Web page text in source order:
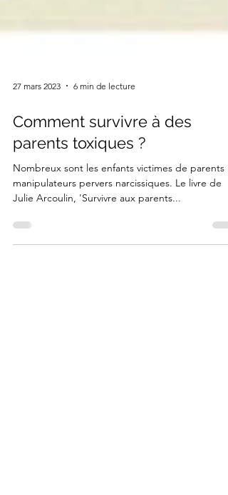
27 mars 2023 6 min de lecture
Comment survivre à des
parents toxiques ?
Nombreux sont les enfants victimes de parents
Julie Arcoulin, 'Survivre aux parents...